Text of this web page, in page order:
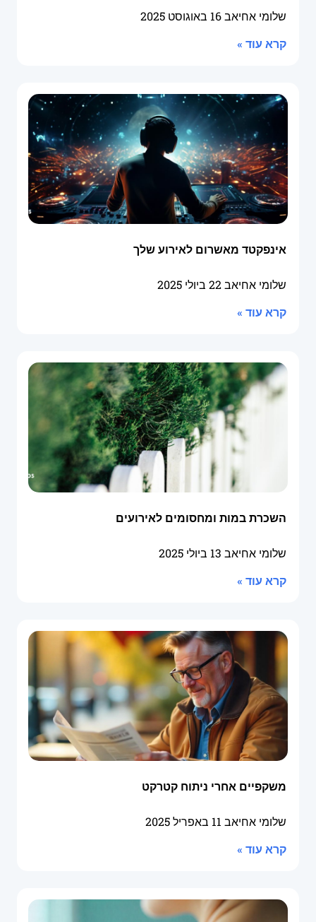
שלומי אחיאב16 באוגוסט 2025
קרא עוד »
אינפקטד מאשרום לאירוע שלך
שלומי אחיאב22 ביולי 2025
קרא עוד »
השכרת במות ומחסומים לאירועים
שלומי אחיאב 13 ביולי 2025
קרא עוד »
משקפיים אחרי ניתוח קטרקט
שלומי אחיאב 11 באפריל 2025
קרא עוד »